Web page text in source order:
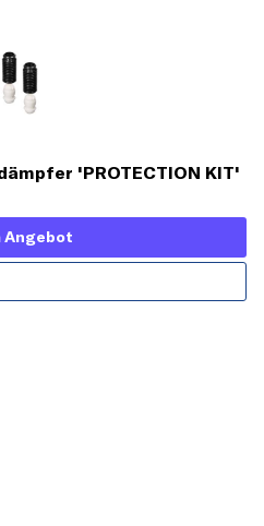
'PROTECTION KIT'
Angebot